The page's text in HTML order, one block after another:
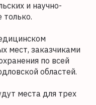
и научно-
только.
мест, заказчиками
по всей
областей.
места для трех